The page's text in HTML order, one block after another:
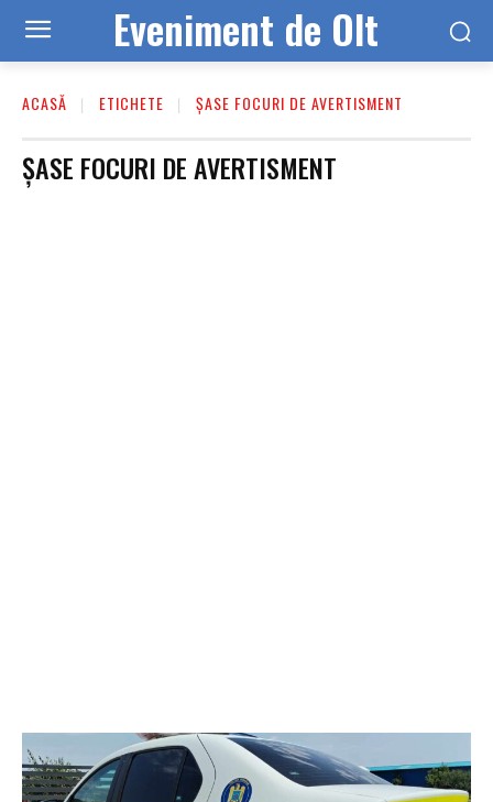
Eveniment de Olt
ACASĂ ETICHETE ȘASE FOCURI DE AVERTISMENT
ȘASE FOCURI DE AVERTISMENT